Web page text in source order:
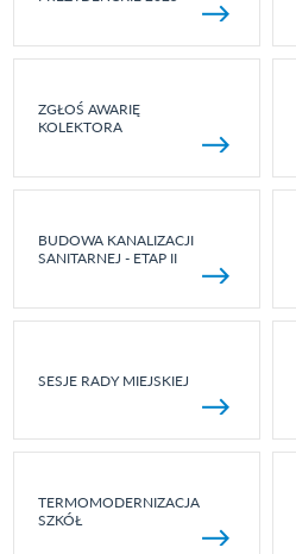
ZGŁOŚ AWARIĘ
KOLEKTORA
BUDOWA KANALIZACJI
SANITARNEJ - ETAP II
SESJE RADY MIEJSKIEJ
TERMOMODERNIZACJA
SZKÓŁ